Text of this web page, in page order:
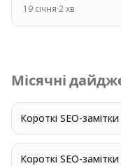
причиною
19 січня·2хв
Місячні
Короткі SEO-
Короткі SEO-